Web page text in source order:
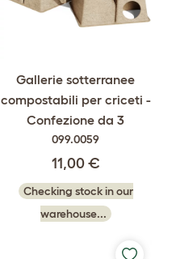
Gallerie sotterranee
compostabili per criceti -
Confezione da 3
099.0059
11,00 €
Checking stock in our
warehouse...